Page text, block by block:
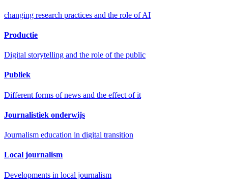
changing research practices and the role of AI
Productie
Digital storytelling and the role of the public
Publiek
Different forms of news and the effect of it
Journalistiek onderwijs
Journalism education in digital transition
Local journalism
Developments in local journalism